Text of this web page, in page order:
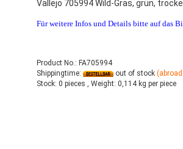
Vallejo 705994 Wild-Gras, grün,
Für weitere Infos und Details bitte auf das
Product No.: FA705994
Shippingtime:
out of stock
Stock: 0 pieces , Weight: 0,114kg per piece